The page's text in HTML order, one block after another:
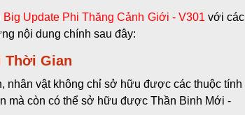
Big Update Phi Thăng Cảnh Giới - V301 với các
nội dung chính sau đây:
Thời Gian
nhân vật không chỉ sở hữu được các thuộc tính
mà còn có thể sở hữu được Thần Binh Mới -